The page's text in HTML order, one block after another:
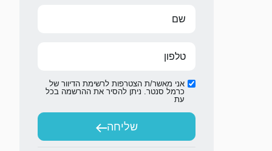
אני מאשר/ת הצטרפות לרשימת הדיוור של
כרמל סנטר. ניתן להסיר את ההרשמה בכל
עת
שליחה